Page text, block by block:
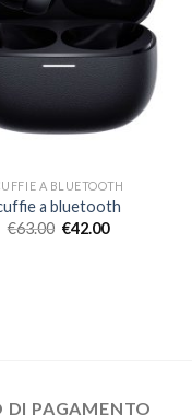
A BLUETOOTH
a bluetooth
€63.00 €42.00
DI PAGAMENTO